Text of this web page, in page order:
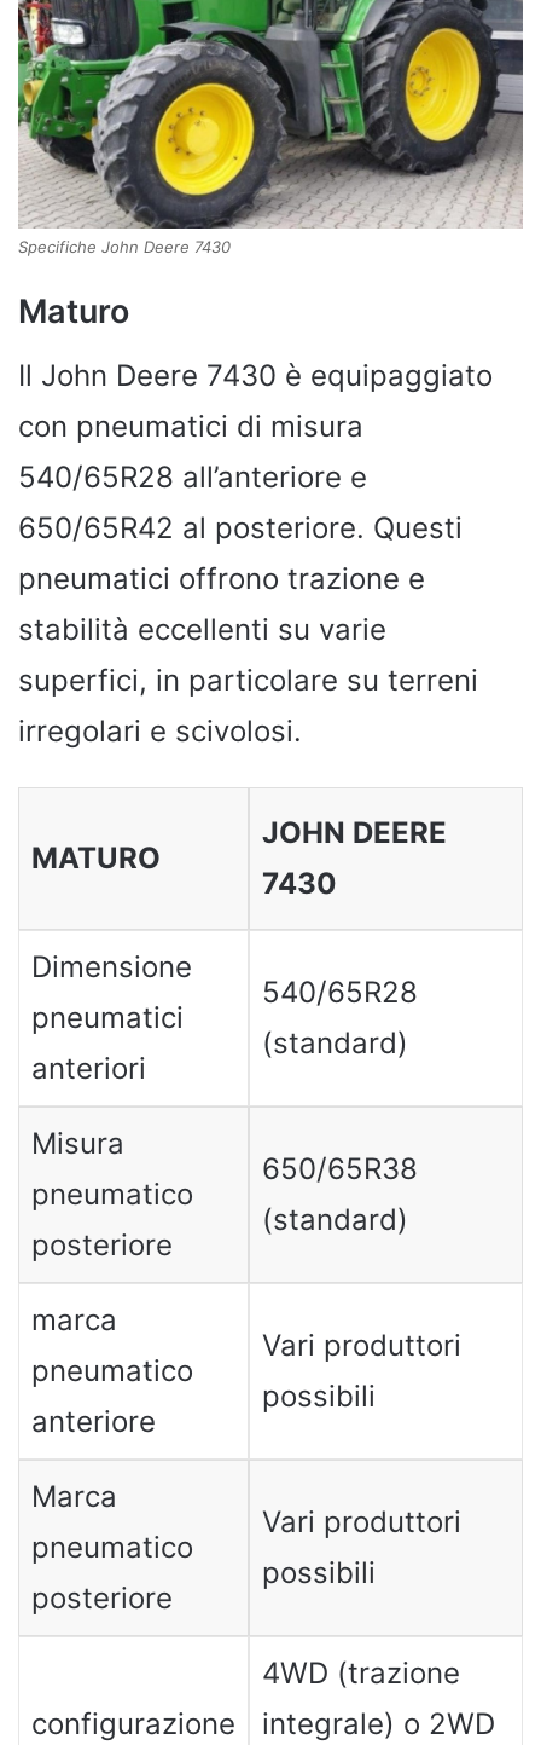
Specifiche John Deere 7430
Maturo
Il John Deere 7430 è equipaggiato
con pneumatici di misura
540/65R28 all’anteriore e
650/65R42 al posteriore. Questi
pneumatici offrono trazione e
stabilità eccellenti su varie
superfici, in particolare su terreni
irregolari e scivolosi.
MATURO
JOHN DEERE
7430
Dimensione
pneumatici
anteriori
540/65R28
(standard)
Misura
pneumatico
posteriore
650/65R38
(standard)
marca
pneumatico
anteriore
Vari produttori
possibili
Marca
pneumatico
posteriore
Vari produttori
possibili
configurazione
4WD (trazione
integrale) o 2WD